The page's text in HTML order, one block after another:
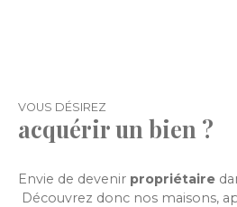
VOUS DÉSIREZ
acquérir un bien ?
Envie de devenir propriétaire
Découvrez donc nos maisons,